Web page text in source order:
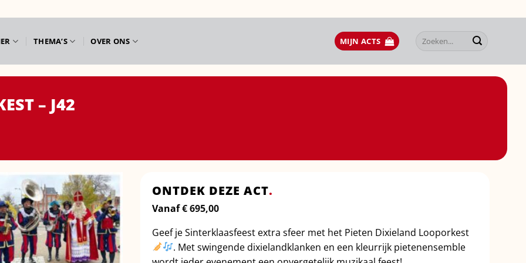
THEMA’S OVER ONS MIJN ACTS
Zoeken
naar:
– J42
ONTDEK DEZE ACT.
Vanaf€695,00
Geef je Sinterklaasfeest extra sfeer met het Pieten Dixieland Looporkest
. Met swingende dixielandklanken en een kleurrijk pietenensemble